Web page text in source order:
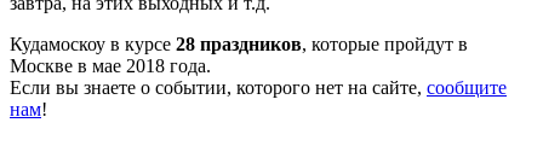
Кудамоскоу в курсе 28 праздников, которые пройдут в
Москве в мае 2018 года.
Если вы знаете о событии, которого нет на сайте, сообщите
нам!